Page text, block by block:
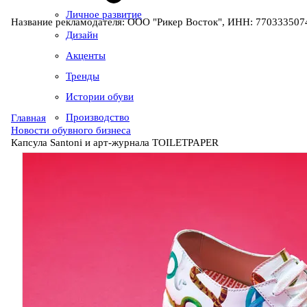
Личное развитие
Дизайн
Акценты
Тренды
Истории обуви
Производство
Название рекламодателя: ООО "Рикер Восток", ИНН:
Главная
Новости обувного бизнеса
Капсула Santoni и арт-журнала TOILETPAPER